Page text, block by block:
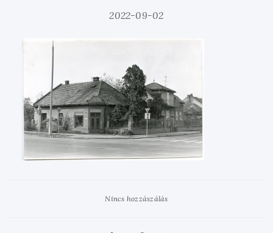
2022-09-02
Nincs hozzászálás